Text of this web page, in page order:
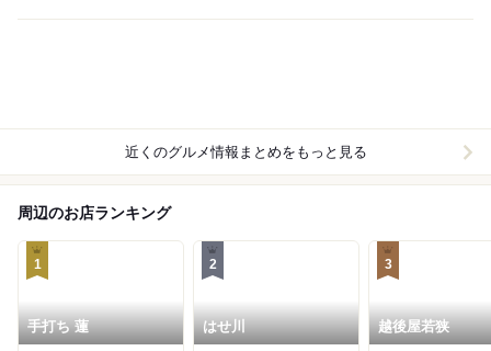
近くのグルメ情報まとめをもっと見る
周辺のお店ランキング
1
手打ち 蓮
2
はせ川
3
越後屋若狭